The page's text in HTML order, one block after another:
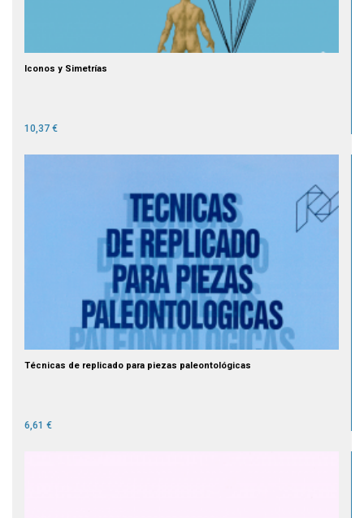
Iconos y Simetrías
10,37 €
Técnicas de replicado para piezas paleontológicas
6,61 €